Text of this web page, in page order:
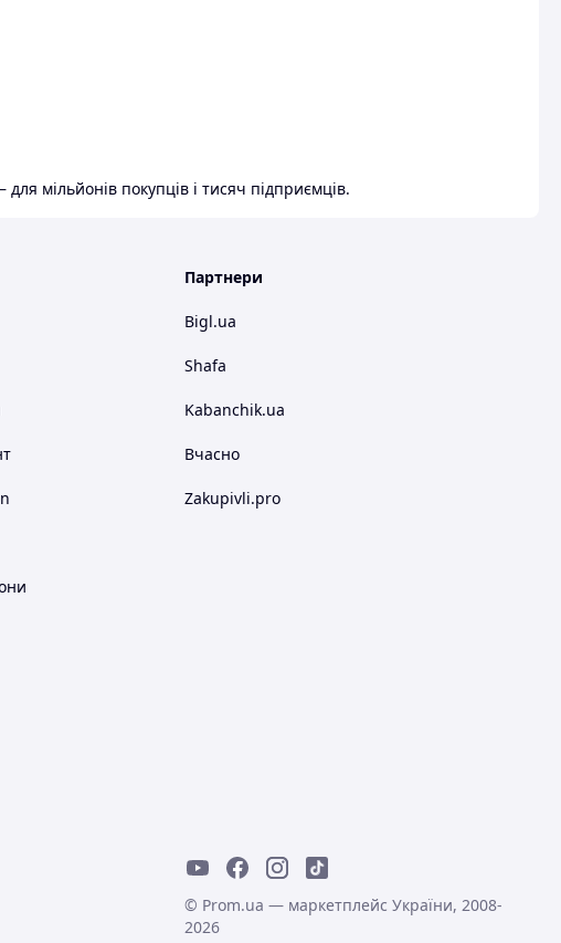
мільйонів покупців і тисяч підприємців.
Партнери
Bigl.ua
Shafa
Kabanchik.ua
Вчасно
Zakupivli.pro
© Prom.ua — маркетплейс України, 2008-
2026